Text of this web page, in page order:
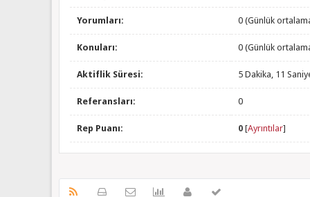
Yorumları: 0 (Günlük
Konuları: 0 (Günlük
Aktiflik Süresi: 5 Dakika, 11
Referansları: 0
Rep Puanı: 0 [Ayrıntılar]